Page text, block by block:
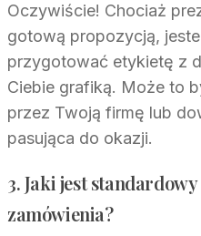
Oczywiście! Chociaż
gotową propozycją,
przygotować etykietę z
Ciebie grafiką. Może to
przez Twoją firmę lub
pasująca do okazji.
3. Jaki jest
zamówienia?